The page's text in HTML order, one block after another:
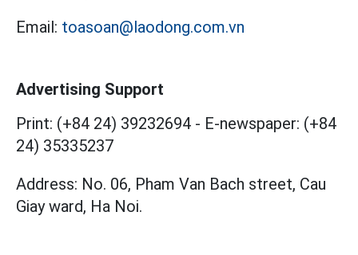
Email: toasoan@laodong.com.vn
Advertising Support
Print: (+84 24) 39232694 - E-newspaper: (+84
24) 35335237
Address: No. 06, Pham Van Bach street, Cau
Giay ward, Ha Noi.